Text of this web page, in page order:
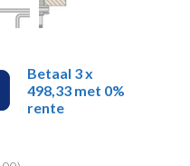
Betaal 3 x
498,33 met 0%
rente